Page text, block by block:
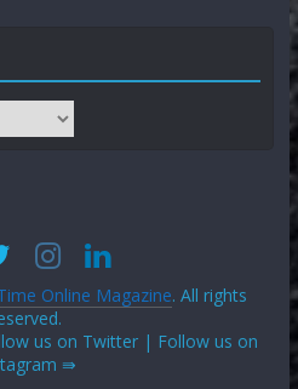
Online Magazine. All rights
us on Twitter | Follow us on
⇛